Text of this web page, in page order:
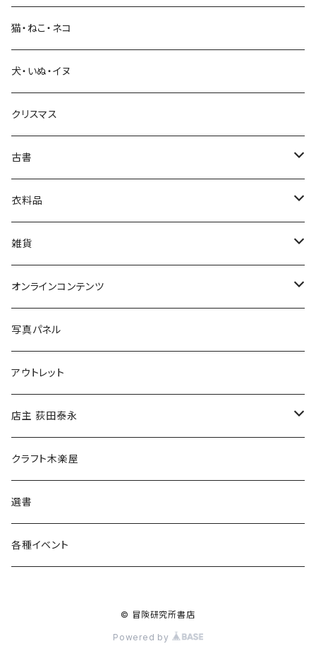
生活・暮らし
芸術・絵画・写真
絵本・児童書
娯楽・エンターテインメント
猫・ねこ・ネコ
犬・いぬ・イヌ
クリスマス
古書
古書セット
美術
衣料品
POLEWARDS
Tシャツ
雑貨
バッグ
ブックカバー
マグカップ
傘
食料品
その他
オンラインコンテンツ
冒険クロストーク
写真パネル
アウトレット
店主 荻田泰永
書籍
ウェア
クラフト木楽屋
選書
各種イベント
© 冒険研究所書店
Powered by